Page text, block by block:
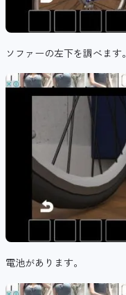
ソファーの左下を調べます。
電池があります。